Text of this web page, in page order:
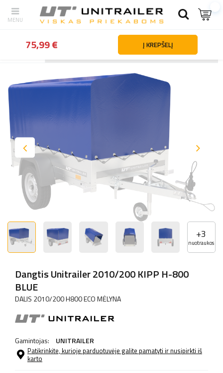
Priekabų dalys ir priedai Papildoma įranga
+3
nuotraukos
Dangtis Unitrailer 2010/200 KIPP H-800
BLUE
DALIS 2010/200 H800 ECO MĖLYNA
Gamintojas: UNITRAILER
Patikrinkite, kurioje parduotuvėje galite pamatyti ir nusipirkti iš
karto
75,99 € Į KREPŠELĮ